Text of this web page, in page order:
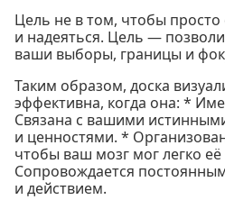
Цель не в том, чтобы просто
и надеяться. Цель —
ваши выборы, границы и
Таким образом, доска
эффективна, когда она: *
Связана с вашими
и ценностями. *
чтобы ваш мозг мог легко
Сопровождается
и действием.